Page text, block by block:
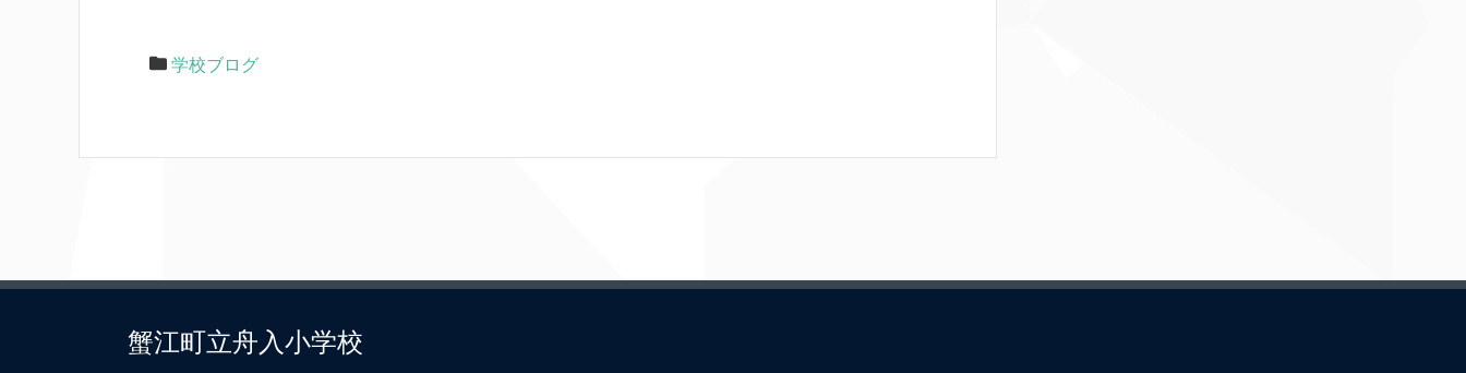
学校ブログ
蟹江町立舟入小学校